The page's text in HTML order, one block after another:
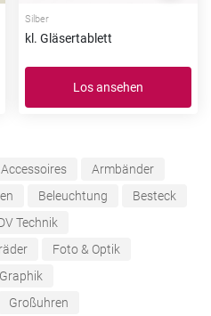
Silber
kl. Gläsertablett
Los ansehen
Accessoires
Armbänder
Beleuchtung
Besteck
Technik
Foto & Optik
Großuhren